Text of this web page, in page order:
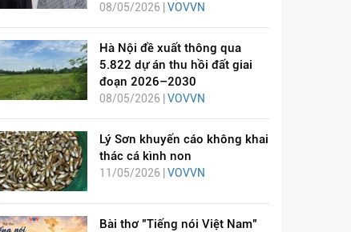
08/05/2026 | VOVVN
Hà Nội đề xuất thông qua
5.822 dự án thu hồi đất giai
đoạn 2026–2030
08/05/2026 | VOVVN
Lý Sơn khuyến cáo không khai
thác cá kình non
11/05/2026 | VOVVN
Bài thơ "Tiếng nói Việt Nam"